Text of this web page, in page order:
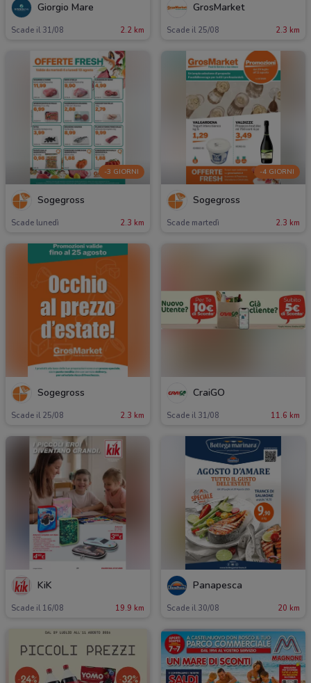
Giorgio Mare
Scade il 31/08 2.2 km
GrosMarket
Scade il 25/08 2.3 km
-3 GIORNI
Sogegross
Scade lunedì 2.3 km
-4 GIORNI
Sogegross
Scade martedì 2.3 km
Sogegross
Scade il 25/08 2.3 km
CraiGO
Scade il 31/08 11.6 km
KiK
Scade il 16/08 19.9 km
Panapesca
Scade il 30/08 20 km